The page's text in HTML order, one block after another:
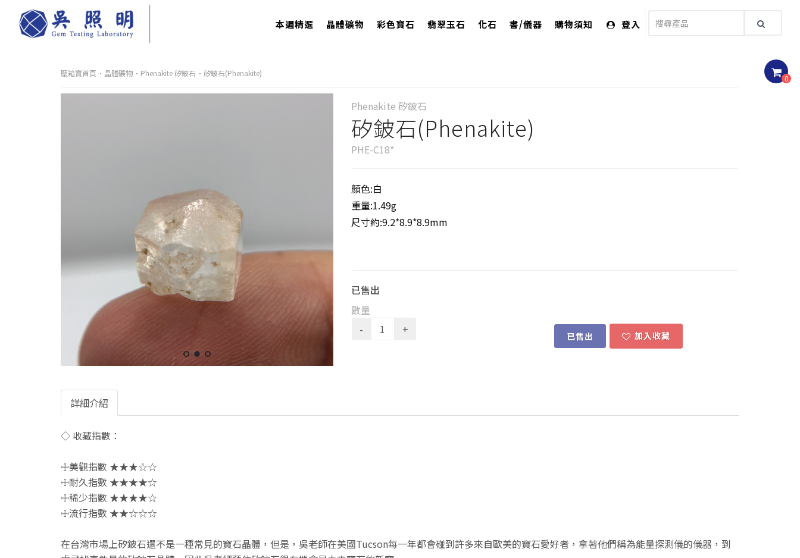
本週精選 晶體礦物 彩色寶石 翡翠玉石 化石 書/儀器 購物須知 登入
0
壓箱寶首頁 晶體礦物 Phenakite 矽鈹石 矽鈹石(Phenakite)
Phenakite 矽鈹石
矽鈹石(Phenakite)
PHE-C18*
顏色:白
重量:1.49g
尺寸約:9.2*8.9*8.9mm
已售出
數量
已售出 加入收藏
詳細介紹
◇ 收藏指數：
☩美觀指數 ★★★☆☆
☩耐久指數 ★★★★☆
☩稀少指數 ★★★★☆
☩流行指數 ★★☆☆☆
在台灣市場上矽鈹石還不是一種常見的寶石晶體，但是，吳老師在美國Tucson每一年都會碰到許多來自歐美的寶石愛好者，拿著他們稱為能量探測儀的儀器，到